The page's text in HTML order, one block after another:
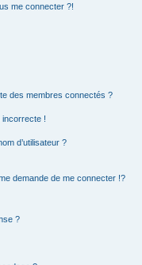
me connecter ?!
des membres connectés ?
incorrecte !
d’utilisateur ?
demande de me connecter !?
?